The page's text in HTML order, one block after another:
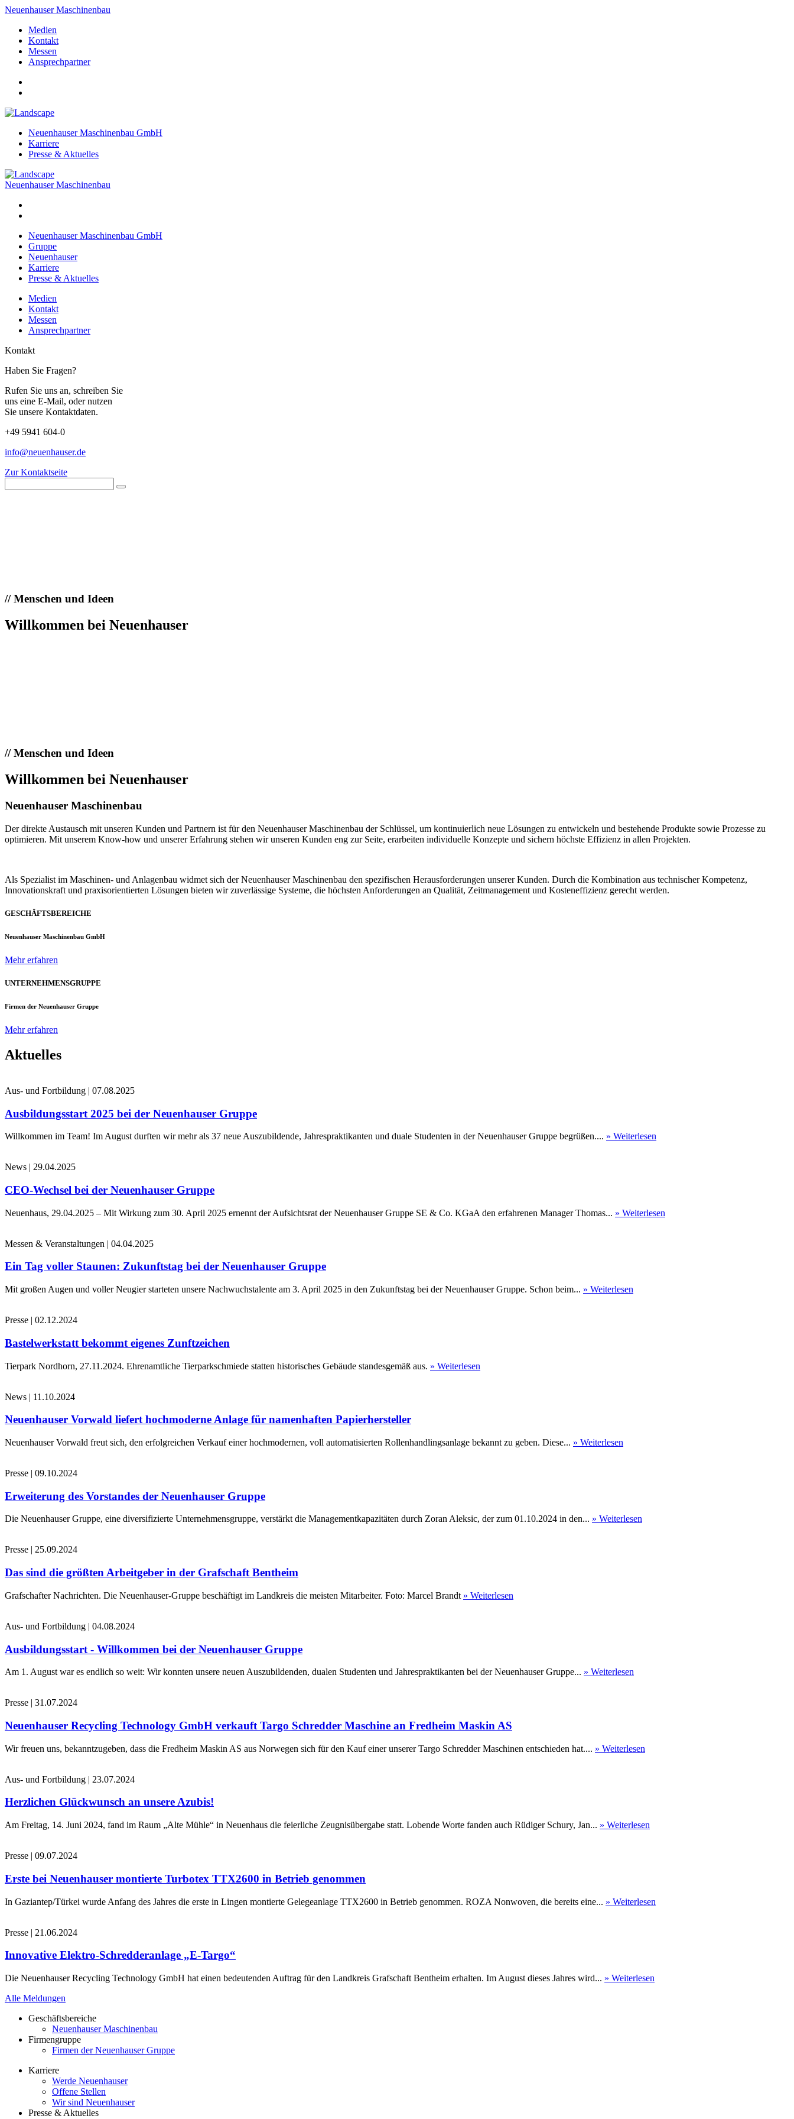
Neuenhauser Maschinenbau
Medien
Kontakt
Messen
Ansprechpartner
Neuenhauser Maschinenbau GmbH
Karriere
Presse & Aktuelles
Neuenhauser Maschinenbau
Neuenhauser Maschinenbau GmbH
Gruppe
Neuenhauser
Karriere
Presse & Aktuelles
Medien
Kontakt
Messen
Ansprechpartner
Kontakt
Haben Sie Fragen?
Rufen Sie uns an, schreiben Sie
uns eine E-Mail, oder nutzen
Sie unsere Kontaktdaten.
+49 5941 604-0
info@neuenhauser.de
Zur Kontaktseite
//Menschen und Ideen
Willkommen bei Neuenhauser
//Menschen und Ideen
Willkommen bei Neuenhauser
Neuenhauser Maschinenbau
Der direkte Austausch mit unseren Kunden und Partnern ist für den Neuenhauser Maschinenbau der Schlüssel, um kontinuierlich neue Lösungen zu entwickeln und bestehende Produkte sowie Prozesse zu
optimieren. Mit unserem Know-how und unserer Erfahrung stehen wir unseren Kunden eng zur Seite, erarbeiten individuelle Konzepte und sichern höchste Effizienz in allen Projekten.
Als Spezialist im Maschinen- und Anlagenbau widmet sich der Neuenhauser Maschinenbau den spezifischen Herausforderungen unserer Kunden. Durch die Kombination aus technischer Kompetenz,
Innovationskraft und praxisorientierten Lösungen bieten wir zuverlässige Systeme, die höchsten Anforderungen an Qualität, Zeitmanagement und Kosteneffizienz gerecht werden.
GESCHÄFTSBEREICHE
Neuenhauser Maschinenbau GmbH
Mehr erfahren
UNTERNEHMENSGRUPPE
Firmen der Neuenhauser Gruppe
Mehr erfahren
Aktuelles
Aus- und Fortbildung | 07.08.2025
Ausbildungsstart 2025 bei der Neuenhauser Gruppe
Willkommen im Team! Im August durften wir mehr als 37 neue Auszubildende, Jahrespraktikanten und duale Studenten in der Neuenhauser Gruppe begrüßen.... » Weiterlesen
News | 29.04.2025
CEO-Wechsel bei der Neuenhauser Gruppe
Neuenhaus, 29.04.2025 – Mit Wirkung zum 30. April 2025 ernennt der Aufsichtsrat der Neuenhauser Gruppe SE & Co. KGaA den erfahrenen Manager Thomas... » Weiterlesen
Messen & Veranstaltungen | 04.04.2025
Ein Tag voller Staunen: Zukunftstag bei der Neuenhauser Gruppe
Mit großen Augen und voller Neugier starteten unsere Nachwuchstalente am 3. April 2025 in den Zukunftstag bei der Neuenhauser Gruppe. Schon beim... » Weiterlesen
Presse | 02.12.2024
Bastelwerkstatt bekommt eigenes Zunftzeichen
Tierpark Nordhorn, 27.11.2024. Ehrenamtliche Tierparkschmiede statten historisches Gebäude standesgemäß aus. » Weiterlesen
News | 11.10.2024
Neuenhauser Vorwald liefert hochmoderne Anlage für namenhaften Papierhersteller
Neuenhauser Vorwald freut sich, den erfolgreichen Verkauf einer hochmodernen, voll automatisierten Rollenhandlingsanlage bekannt zu geben. Diese... » Weiterlesen
Presse | 09.10.2024
Erweiterung des Vorstandes der Neuenhauser Gruppe
Die Neuenhauser Gruppe, eine diversifizierte Unternehmensgruppe, verstärkt die Managementkapazitäten durch Zoran Aleksic, der zum 01.10.2024 in den... » Weiterlesen
Presse | 25.09.2024
Das sind die größten Arbeitgeber in der Grafschaft Bentheim
Grafschafter Nachrichten. Die Neuenhauser-Gruppe beschäftigt im Landkreis die meisten Mitarbeiter. Foto: Marcel Brandt » Weiterlesen
Aus- und Fortbildung | 04.08.2024
Ausbildungsstart - Willkommen bei der Neuenhauser Gruppe
Am 1. August war es endlich so weit: Wir konnten unsere neuen Auszubildenden, dualen Studenten und Jahrespraktikanten bei der Neuenhauser Gruppe... » Weiterlesen
Presse | 31.07.2024
Neuenhauser Recycling Technology GmbH verkauft Targo Schredder Maschine an Fredheim Maskin AS
Wir freuen uns, bekanntzugeben, dass die Fredheim Maskin AS aus Norwegen sich für den Kauf einer unserer Targo Schredder Maschinen entschieden hat.... » Weiterlesen
Aus- und Fortbildung | 23.07.2024
Herzlichen Glückwunsch an unsere Azubis!
Am Freitag, 14. Juni 2024, fand im Raum „Alte Mühle“ in Neuenhaus die feierliche Zeugnisübergabe statt. Lobende Worte fanden auch Rüdiger Schury, Jan... » Weiterlesen
Presse | 09.07.2024
Erste bei Neuenhauser montierte Turbotex TTX2600 in Betrieb genommen
In Gaziantep/Türkei wurde Anfang des Jahres die erste in Lingen montierte Gelegeanlage TTX2600 in Betrieb genommen. ROZA Nonwoven, die bereits eine... » Weiterlesen
Presse | 21.06.2024
Innovative Elektro-Schredderanlage „E-Targo“
Die Neuenhauser Recycling Technology GmbH hat einen bedeutenden Auftrag für den Landkreis Grafschaft Bentheim erhalten. Im August dieses Jahres wird... » Weiterlesen
Alle Meldungen
Geschäftsbereiche
Neuenhauser Maschinenbau
Firmengruppe
Firmen der Neuenhauser Gruppe
Karriere
Werde Neuenhauser
Offene Stellen
Wir sind Neuenhauser
Presse & Aktuelles